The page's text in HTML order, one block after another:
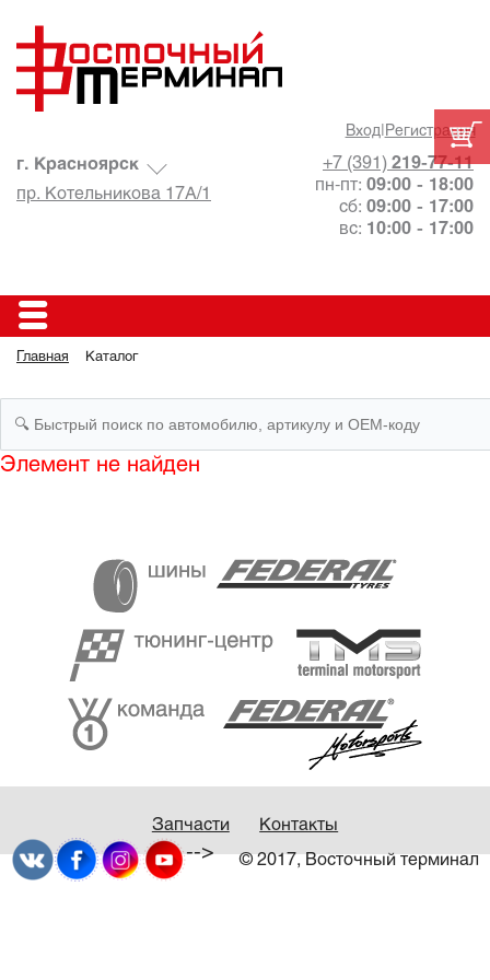
Вход| Регистрация
+7 (391) 219-77-11
пн-пт: 09:00 - 18:00
сб: 09:00 - 17:00
вс: 10:00 - 17:00
г. Красноярск
пр. Котельникова 17А/1
Главная Каталог
Элемент не найден
Запчасти Контакты
© 2017, Восточный терминал
-->